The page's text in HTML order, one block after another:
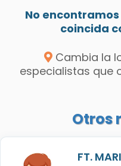
No
coincida
Cambia la
especialistas que
Otros
FT.